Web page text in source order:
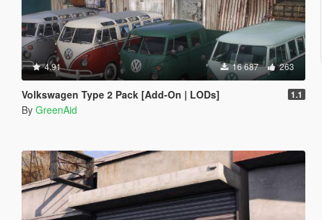
4.91 16 687 263
Volkswagen Type 2 Pack [Add-On | LODs] 1.1
By GreenAid